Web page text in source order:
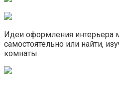
Идеи оформления интерьера
самостоятельно или найти,
комнаты.